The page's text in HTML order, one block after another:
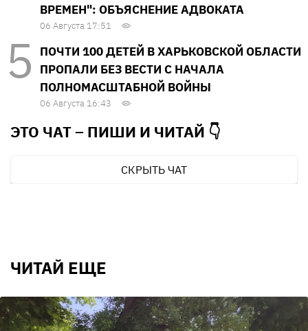
ВРЕМЕН": ОБЪЯСНЕНИЕ АДВОКАТА
06 Августа 17:51
ПОЧТИ 100 ДЕТЕЙ В ХАРЬКОВСКОЙ ОБЛАСТИ
ПРОПАЛИ БЕЗ ВЕСТИ С НАЧАЛА
ПОЛНОМАСШТАБНОЙ ВОЙНЫ
06 Августа 16:43
ЭТО ЧАТ – ПИШИ И ЧИТАЙ 👇
СКРЫТЬ ЧАТ
ЧИТАЙ ЕЩЕ